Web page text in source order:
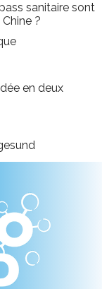
sanitaire sont
?
en deux